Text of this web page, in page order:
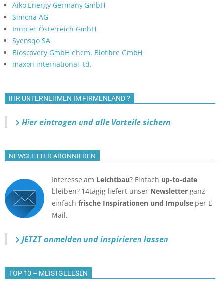
Aiko Energy Germany GmbH
Simona AG
Innotec Österreich GmbH
Syensqo SA
Bioscovery GmbH ehem. Biofibre GmbH
maxon international ltd.
IHR UNTERNEHMEN IM FIRMENLAND ?
Hier eintragen und alle Vorteile sichern
NEWSLETTER ABONNIEREN
Interesse am Leichtbau? Einfach up-to-date
bleiben? 14tägig liefert unser Newsletter ganz
einfach frische Inspirationen und Impulse per E-
Mail.
JETZT anmelden und inspirieren lassen
TOP 10 – MEISTGELESEN